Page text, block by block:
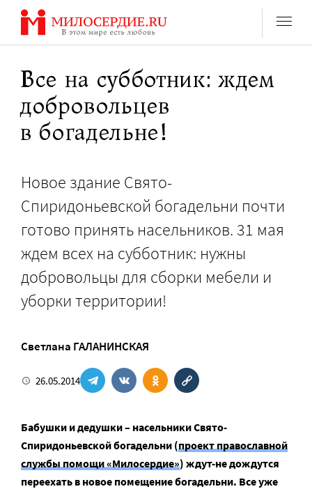
Перейти
содержанию
Все на субботник: ждем
добровольцев
в богадельне!
Новое здание Свято-
Спиридоньевской богадельни почти
готово принять насельников. 31 мая
ждем всех на субботник: нужны
добровольцы для сборки мебели и
уборки территории!
Светлана ГАЛАНИНСКАЯ
26.05.2014
Бабушки и дедушки – насельники Свято-
Спиридоньевской богадельни (проект православной
службы помощи «Милосердие») ждут-не дождутся
переехать в новое помещение богадельни. Все уже